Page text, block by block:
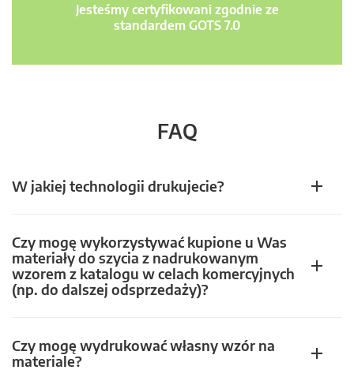
Jesteśmy certyfikowani zgodnie ze
standardem GOTS 7.0
FAQ
W jakiej technologii drukujecie?
Czy mogę wykorzystywać kupione u Was
materiały do szycia z nadrukowanym
wzorem z katalogu w celach komercyjnych
(np. do dalszej odsprzedaży)?
Czy mogę wydrukować własny wzór na
materiale?